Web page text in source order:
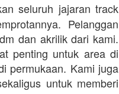
seluruh jajaran track
Pelanggan
dan akrilik dari kami.
penting untuk area di
permukaan. Kami juga
untuk memberi